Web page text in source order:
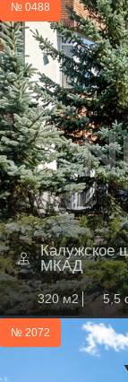
№ 0488
Калужское
МКАД
320 м2 5,5
№ 2072